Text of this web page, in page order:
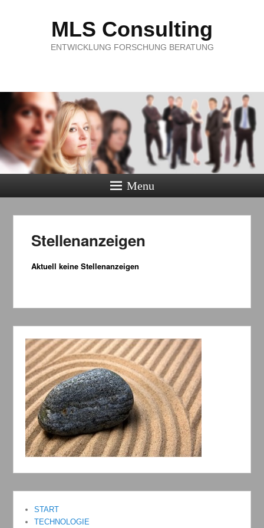
MLS Consulting
ENTWICKLUNG FORSCHUNG BERATUNG
Menu
Stellenanzeigen
Aktuell keine Stellenanzeigen
START
TECHNOLOGIE